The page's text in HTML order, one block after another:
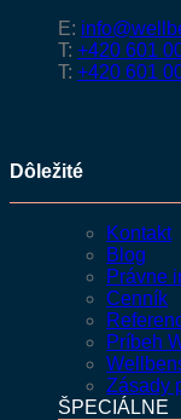
E:
T: +420 601
T: +420 601
Dôležité
Kontakt
Blog
Právne
Cenník
Príbeh
Zásady
ŠPECIÁLNE